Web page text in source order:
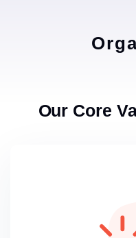
Our Core